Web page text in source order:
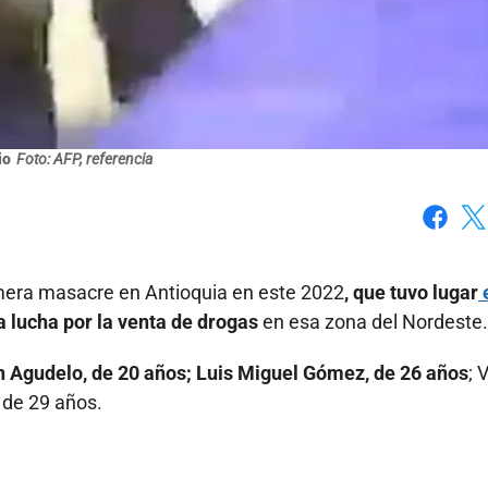
Foto: AFP, referencia
masacre en Antioquia en este 2022, que tuvo lugar
lucha por la venta de drogasen esa zona del Nordeste.
de 20 años; Luis Miguel Gómez, de 26 años;
29 años.